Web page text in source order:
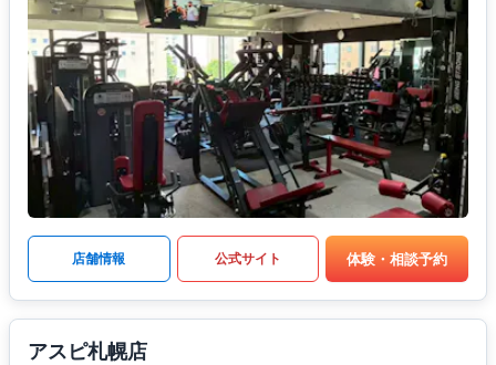
店舗情報 公式サイト 体験・相談予約
アスピ札幌店